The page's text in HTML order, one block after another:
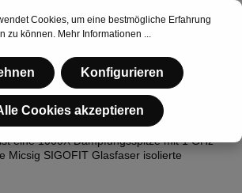
1G
1G Tastkopfspitze (1000X | 1 GHz)
eine 1000X Dämpfungsspitze mit 1 GHz
Micsig SIGOFIT Glasfaser isolierte
Cookies, um eine bestmögliche Erfahrung
zu können. Mehr Informationen ...
Konfigurieren
Cookies akzeptieren